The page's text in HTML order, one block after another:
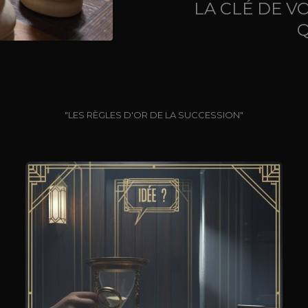
LA CLÉ DE
"LES RÈGLES D'OR DE LA SUCCESSION"